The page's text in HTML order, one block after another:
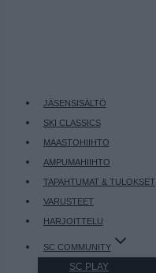
JÄSENSISÄLTÖ
SKI CLASSICS
MAASTOHIIHTO
AMPUMAHIIHTO
TAPAHTUMAT & TULOKSET
VARUSTEET
HARJOITTELU
SC COMMUNITY
SC PLAY